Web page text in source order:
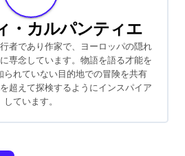
・カルパンティエ
者であり作家で、ヨーロッパの隠れ
専念しています。物語を語る才能を
られていない目的地での冒険を共有
超えて探検するようにインスパイア
しています。